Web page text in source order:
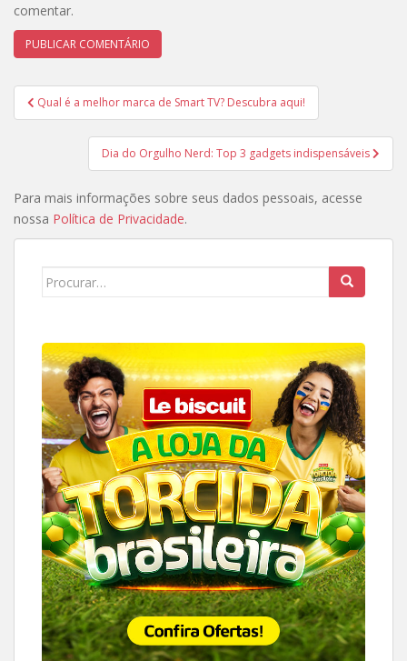
comentar.
Navegação
de
Qual é a melhor marca de Smart TV? Descubra aqui!
Dia do Orgulho Nerd: Top 3 gadgets indispensáveis
Para mais informações sobre seus dados pessoais, acesse
nossa Política de Privacidade.
Search